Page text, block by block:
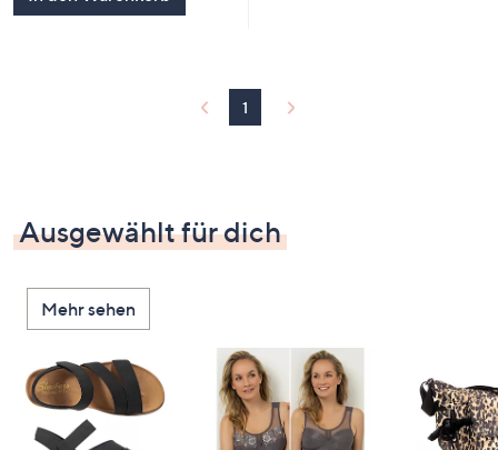
1
Ausgewählt für dich
Mehr sehen